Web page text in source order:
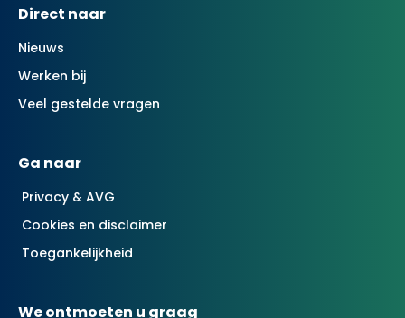
Contactinformatie
Direct naar
Nieuws
Werken bij
Veel gestelde vragen
Ga naar
Privacy & AVG
Cookies en disclaimer
Toegankelijkheid
We ontmoeten u graag